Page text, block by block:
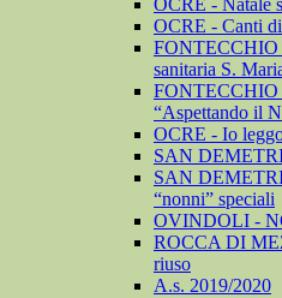
OCRE - Natale
OCRE - Canti
FONTECCHIO
sanitaria S.
FONTECCHIO
“Aspettando il
OCRE - Io
SAN
SAN
“nonni” speciali
OVINDOLI -
ROCCA DI
riuso
A.s. 2019/2020